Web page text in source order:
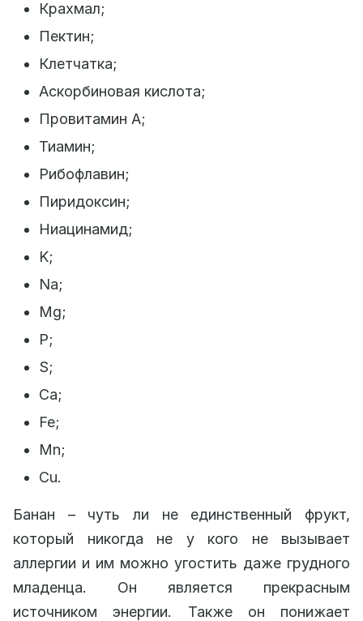
Крахмал;
Пектин;
Клетчатка;
Аскорбиновая кислота;
Провитамин A;
Тиамин;
Рибофлавин;
Пиридоксин;
Ниацинамид;
K;
Na;
Mg;
P;
S;
Ca;
Fe;
Mn;
Cu.
Банан – чуть ли не единственный фрукт,
который никогда не у кого не вызывает
аллергии и им можно угостить даже грудного
младенца. Он является прекрасным
источником энергии. Также он понижает